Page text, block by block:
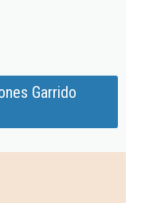
Garrido